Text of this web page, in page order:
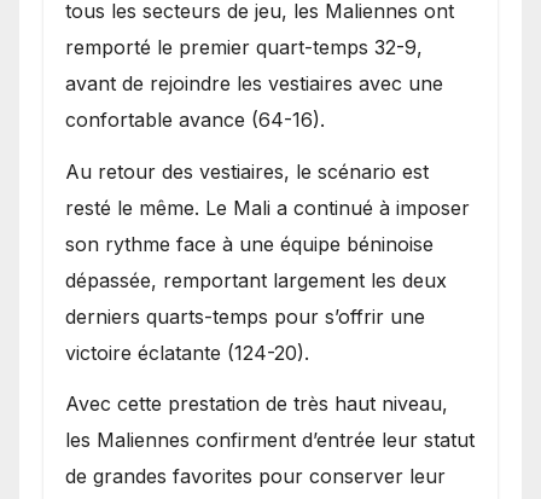
tous les secteurs de jeu, les Maliennes ont
remporté le premier quart-temps 32-9,
avant de rejoindre les vestiaires avec une
confortable avance (64-16).
Au retour des vestiaires, le scénario est
resté le même. Le Mali a continué à imposer
son rythme face à une équipe béninoise
dépassée, remportant largement les deux
derniers quarts-temps pour s’offrir une
victoire éclatante (124-20).
Avec cette prestation de très haut niveau,
les Maliennes confirment d’entrée leur statut
de grandes favorites pour conserver leur